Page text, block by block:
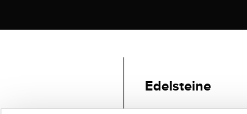
Edelsteine